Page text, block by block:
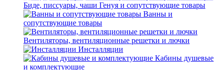
Биде, писсуары, чаши Генуя и сопутствующие товары
Ванны и
сопутствующие товары
Вентиляторы, вентиляционные решетки и лючки
Инсталляции
Кабины душевые
и комплектующие